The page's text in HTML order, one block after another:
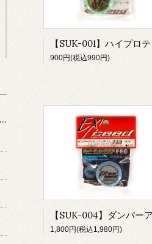
900円(税込990円)
1,800円(税込1,980円)